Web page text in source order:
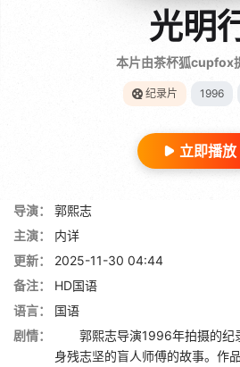
光明
本片由茶杯狐cupfox
纪录片 1996
立即播放
导演：
郭熙志
主演：
内详
更新：
2025-11-30 04:44
备注：
HD国语
语言：
国语
剧情：
郭熙志导演1996年拍摄的纪
身残志坚的盲人师傅的故事。作